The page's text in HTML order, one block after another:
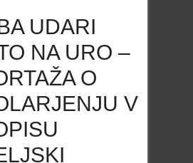
UDARI
NA URO –
O
V